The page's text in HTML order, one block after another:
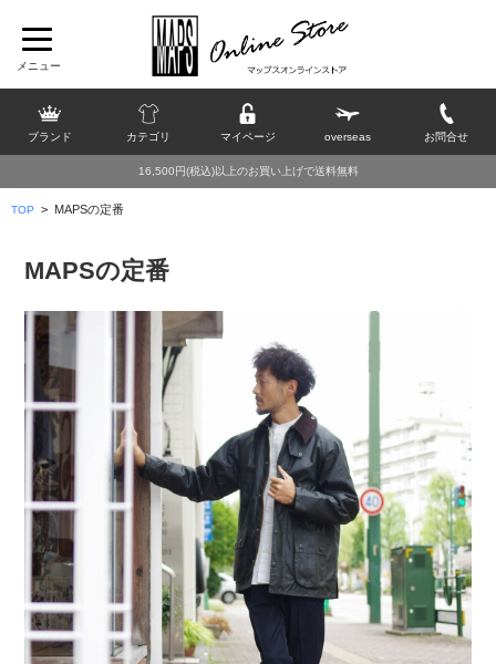
ブランド カテゴリ マイページ overseas お問合せ
16,500円(税込)以上のお買い上げで送料無料
TOP > MAPSの定番
MAPSの定番